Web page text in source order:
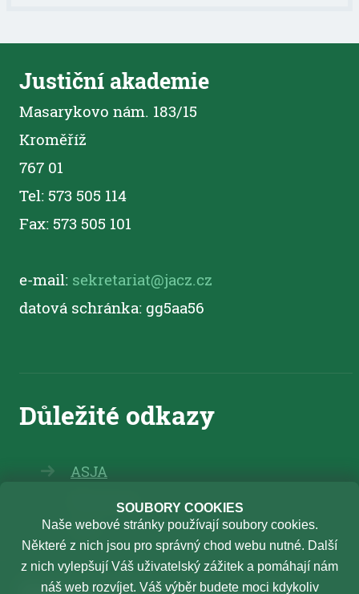
Justiční akademie
Masarykovo nám. 183/15
Kroměříž
767 01
Tel: 573 505 114
Fax: 573 505 101
e-mail: sekretariat@jacz.cz
datová schránka: gg5aa56
ASJA
Elearning
TSU
SOUBORY COOKIES
Naše webové stránky používají soubory cookies.
Některé z nich jsou pro správný chod webu nutné. Další
z nich vylepšují Váš uživatelský zážitek a pomáhají nám
náš web rozvíjet. Váš výběr budete moci kdykoliv